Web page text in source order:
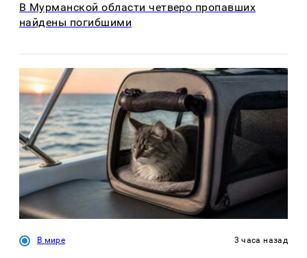
В Мурманской области четверо пропавших
найдены погибшими
В мире 3 часа назад